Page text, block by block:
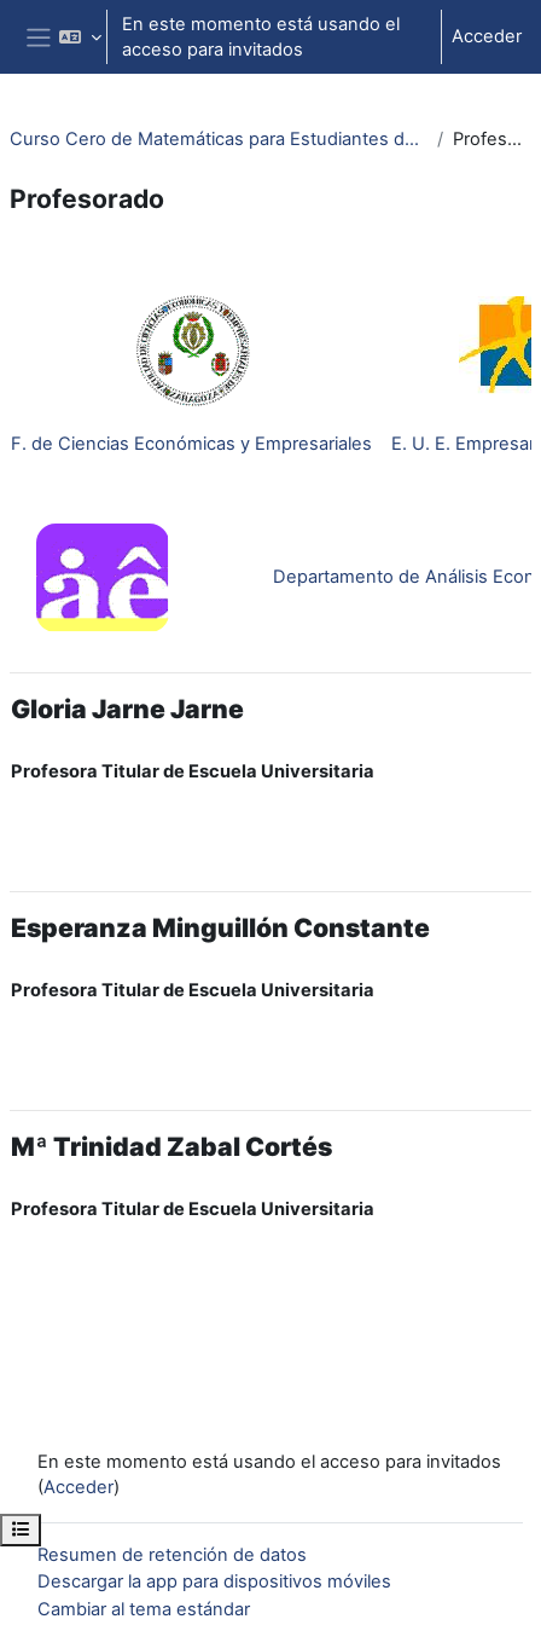
Salta al contenido principal
Panel lateral
En este momento está usando el
acceso para invitados
Acceder
Abrir índice del curso
Curso Cero de Matemáticas para Estudiantes de Empresariales Profesorado
Profesorado
F. de Ciencias Económicas y Empresariales E. U. E.
Departamento de Análisis
Gloria Jarne Jarne
Profesora Titular de Escuela Universitaria
Esperanza Minguillón Constante
Profesora Titular de Escuela Universitaria
Mª Trinidad Zabal Cortés
Profesora Titular de Escuela Universitaria
En este momento está usando el acceso para invitados
(Acceder)
Resumen de retención de datos
Descargar la app para dispositivos móviles
Cambiar al tema estándar